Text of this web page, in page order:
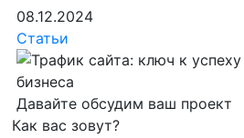
08.12.2024
Статьи
Давайте обсудим ваш проект
Как вас зовут?